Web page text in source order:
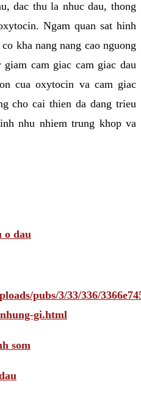
dac thu la nhuc dau, thong
Ngam quan sat hinh
kha nang nang cao nguong
cam giac cam giac dau
cua oxytocin va cam giac
cho cai thien da dang trieu
nhu nhiem trung khop va
o dau
pubs/3/33/336/
gi.html
som